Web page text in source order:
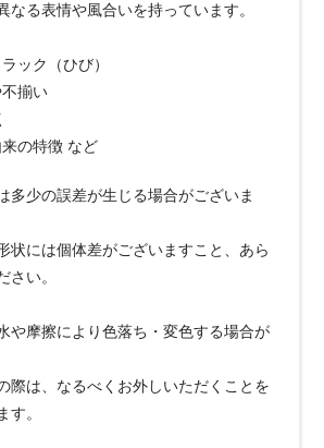
なる表情や風合いを持っています。
ック（ひび）
揃い
の特徴 など
多少の誤差が生じる場合がございま
状には個体差がございますこと、あら
さい。
や摩擦により色落ち・変色する場合が
際は、なるべくお外しいただくことを
す。